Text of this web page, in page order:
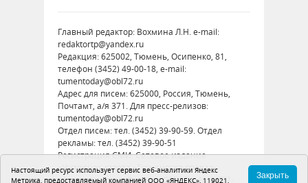
Главный редактор: Вохмина Л.Н. e-mail:
redaktortp@yandex.ru
Редакция: 625002, Тюмень, Осипенко, 81,
телефон (3452) 49-00-18, e-mail:
tumentoday@obl72.ru
Адрес для писем: 625000, Россия, Тюмень,
Почтамт, а/я 371. Для пресс-релизов:
tumentoday@obl72.ru
Отдел писем: тел. (3452) 39-90-59. Отдел
рекламы: тел. (3452) 39-90-51
Регистрация СМИ: Сетевое издание
«Интернет-газета «Тюменская правда»,
регистрационный номер СМИ Эл № ФС77-
Настоящий ресурс использует сервис веб-аналитики Яндекс
Метрика, предоставляемый компанией ООО «ЯНДЕКС», 119021,
Закрыть